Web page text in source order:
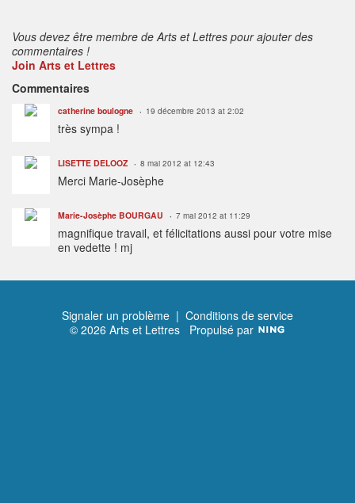
Vous devez être membre de Arts et Lettres pour ajouter des
commentaires !
Join Arts et Lettres
Commentaires
catherine boulogne 19 décembre 2013 at 2:02
très sympa !
LISETTE DELOOZ 8 mai 2012 at 12:43
Merci Marie-Josèphe
Marie-Josèphe BOURGAU 7 mai 2012 at 11:29
magnifique travail, et félicitations aussi pour votre mise
en vedette ! mj
Signaler un problème | Conditions de service
© 2026 Arts et Lettres Propulsé par